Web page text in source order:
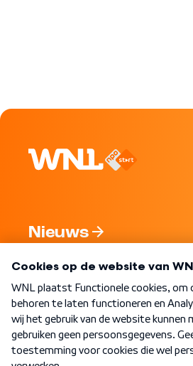
Nieuws
Nieuwsbrief
Word Lid